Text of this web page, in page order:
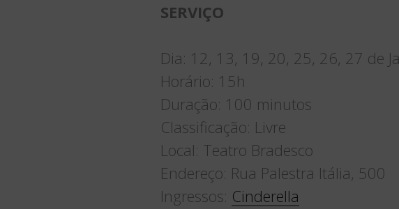
SERVIÇO
Dia: 12, 13, 19, 20, 25, 26, 27 de
Horário: 15h
Duração: 100 minutos
Classificação: Livre
Local: Teatro Bradesco
Endereço: Rua Palestra Itália, 500
Ingressos: Cinderella